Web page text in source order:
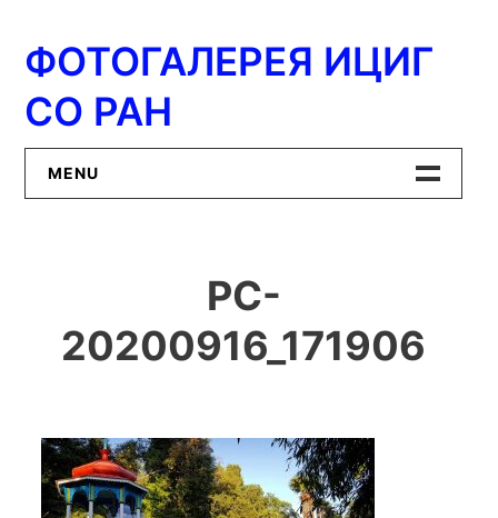
содержимому
ФОТОГАЛЕРЕЯ ИЦИГ
СО РАН
MENU
ИЦиГ СО РАН
PC-
20200916_171906